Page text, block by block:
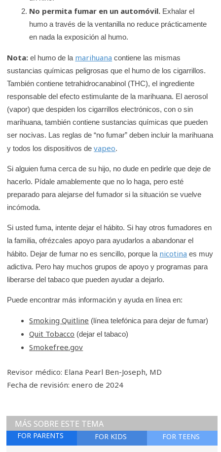
No permita fumar en un automóvil. Exhalar el
humo a través de la ventanilla no reduce prácticamente
en nada la exposición al humo.
Nota: el humo de la marihuana contiene las mismas
sustancias químicas peligrosas que el humo de los cigarrillos.
También contiene tetrahidrocanabinol (THC), el ingrediente
responsable del efecto estimulante de la marihuana. El aerosol
(vapor) que despiden los cigarrillos electrónicos, con o sin
marihuana, también contiene sustancias químicas que pueden
ser nocivas. Las reglas de “no fumar” deben incluir la marihuana
y todos los dispositivos devapeo.
Si alguien fuma cerca de su hijo, no dude en pedirle que deje de
hacerlo. Pídale amablemente que no lo haga, pero esté
preparado para alejarse del fumador si la situación se vuelve
incómoda.
Si usted fuma, intente dejar el hábito. Si hay otros fumadores en
la familia, ofrézcales apoyo para ayudarlos a abandonar el
hábito. Dejar de fumar no es sencillo, porque la nicotina es muy
adictiva. Pero hay muchos grupos de apoyo y programas para
liberarse del tabaco que pueden ayudar a dejarlo.
Puede encontrar más información y ayuda en línea en:
Smoking Quitline (línea telefónica para dejar de fumar)
Quit Tobacco (dejar el tabaco)‎
Smokefree.gov
Revisor médico: Elana Pearl Ben-Joseph, MD
Fecha de revisión: enero de 2024
FOR TEENS
FOR KIDS
FOR PARENTS
MÁS SOBRE ESTE TEMA